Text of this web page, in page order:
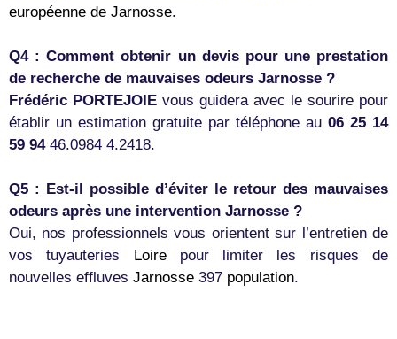
européenne de Jarnosse.
Q4 : Comment obtenir un devis pour une prestation
de recherche de mauvaises odeurs Jarnosse ?
Frédéric PORTEJOIE vous guidera avec le sourire pour
établir un estimation gratuite par téléphone au 06 25 14
59 9446.0984 4.2418.
Q5 : Est-il possible d’éviter le retour des mauvaises
odeurs après une intervention Jarnosse ?
Oui, nos professionnels vous orientent sur l’entretien de
vos tuyauteries
Loirepour limiter les risques de
nouvelles effluves Jarnosse 397 population.